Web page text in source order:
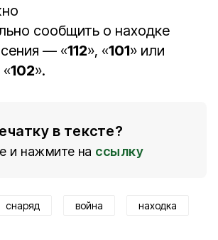
сообщить о находке
— «112», «101» или
102».
в тексте?
и нажмите на ссылку
снаряд война находка